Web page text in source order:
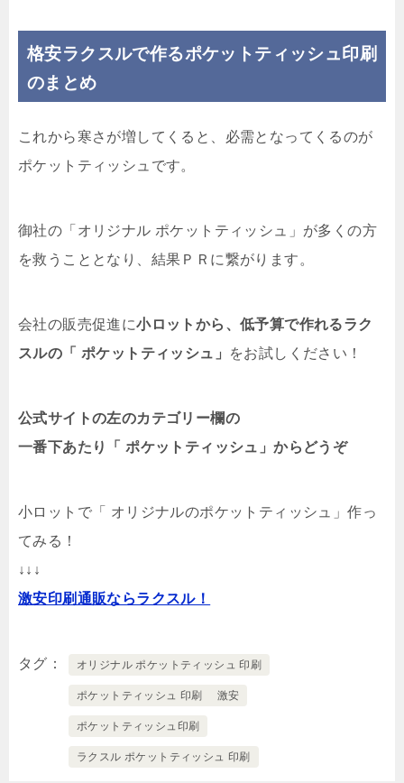
格安ラクスルで作るポケットティッシュ印刷
のまとめ
これから寒さが増してくると、必需となってくるのが
ポケットティッシュです。
御社の「オリジナル ポケットティッシュ」が多くの方
を救うこととなり、結果ＰＲに繋がります。
会社の販売促進に小ロットから、低予算で作れるラク
スルの「 ポケットティッシュ」
をお試しください！
公式サイトの左のカテゴリー欄の
一番下あたり「 ポケットティッシュ」からどうぞ
小ロットで「 オリジナルのポケットティッシュ」作っ
てみる！
↓↓↓
激安印刷通販ならラクスル！
タグ オリジナル ポケットティッシュ 印刷
ポケットティッシュ 印刷 激安
ポケットティッシュ印刷
ラクスル ポケットティッシュ 印刷